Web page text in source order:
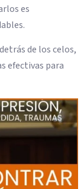
es
de los celos,
efectivas para